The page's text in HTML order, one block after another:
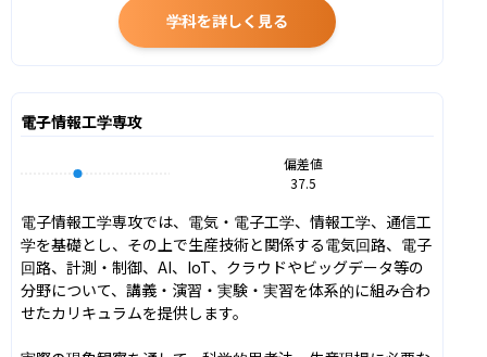
学科を詳しく見る
電子情報工学専攻
偏差値
37.5
電子情報工学専攻では、電気・電子工学、情報工学、通信工
学を基礎とし、その上で生産技術と関係する電気回路、電子
回路、計測・制御、AI、IoT、クラウドやビッグデータ等の
分野について、講義・演習・実験・実習を体系的に組み合わ
せたカリキュラムを提供します。